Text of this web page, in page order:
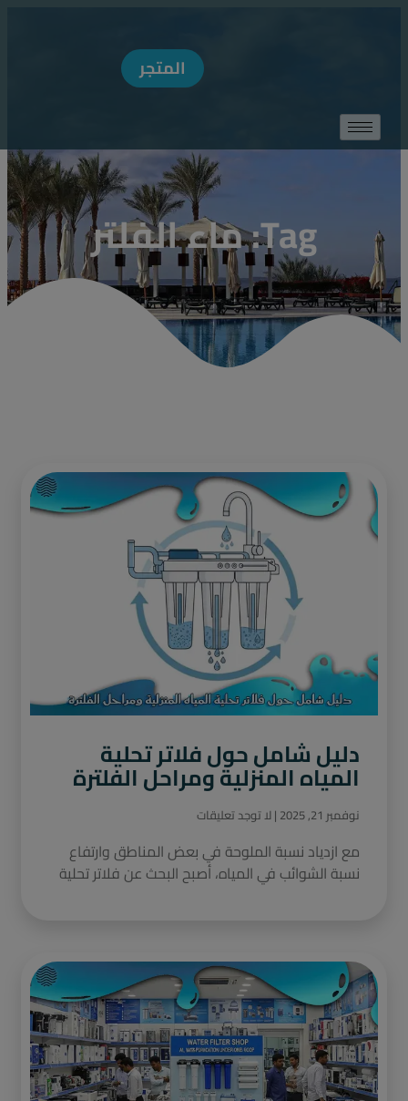
المتجر
Tag: ماء الفلتر
دليل شامل حول فلاتر تحلية
المياه المنزلية ومراحل الفلترة
نوفمبر 21, 2025 لا توجد تعليقات
مع ازدياد نسبة الملوحة في بعض المناطق وارتفاع
نسبة الشوائب في المياه، أصبح البحث عن فلاتر تحلية